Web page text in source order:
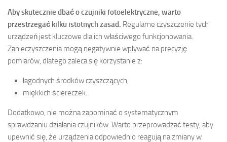
Aby skutecznie dbać o czujniki fotoelektryczne, warto
przestrzegać kilku istotnych zasad. Regularne czyszczenie tych
urządzeń jest kluczowe dla ich właściwego funkcjonowania.
Zanieczyszczenia mogą negatywnie wpływać na precyzję
pomiarów, dlatego zaleca się korzystanie z:
łagodnych środków czyszczących,
miękkich ściereczek.
Dodatkowo, nie można zapominać o systematycznym
sprawdzaniu działania czujników. Warto przeprowadzać testy, aby
upewnić się, że urządzenia odpowiednio reagują na zmiany w